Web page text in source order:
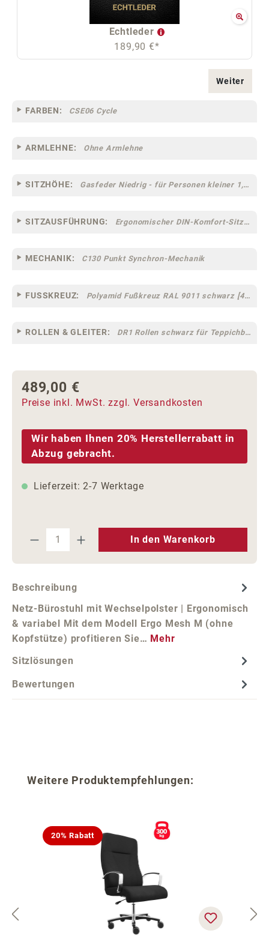
Echtleder
189,90 €*
Weiter
FARBEN: CSE06 Cycle
ARMLEHNE: Ohne Armlehne
SITZHÖHE: Gasfeder Niedrig - für Personen kleiner 1,60 m
SITZAUSFÜHRUNG: Ergonomischer DIN-Komfort-Sitz [75]
MECHANIK: C130 Punkt Synchron-Mechanik
FUSSKREUZ: Polyamid Fußkreuz RAL 9011 schwarz [44]
ROLLEN & GLEITER: DR1 Rollen schwarz für Teppichböden [10]
Regulärer Preis:
489,00 €
Preise inkl. MwSt. zzgl. Versandkosten
Wir haben Ihnen 20% Herstellerrabatt in
Abzug gebracht.
Lieferzeit: 2-7 Werktage
Produkt Anzahl: Gib den
In den Warenkorb
Beschreibung
Netz-Bürostuhl mit Wechselpolster | Ergonomisch
& variabel Mit dem Modell Ergo Mesh M (ohne
Kopfstütze) profitieren Sie… Mehr
Sitzlösungen
Bewertungen
Produktgalerie überspringen
Weitere Produktempfehlungen:
20% Rabatt